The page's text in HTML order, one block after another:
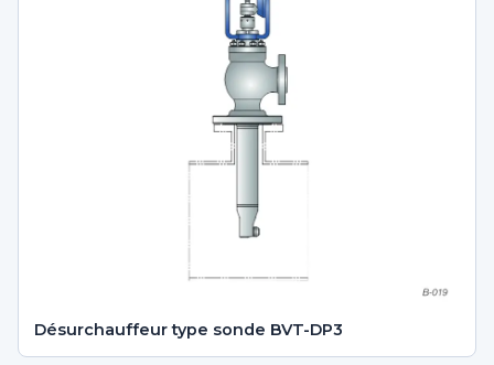
Désurchauffeur type sonde BVT-DP3